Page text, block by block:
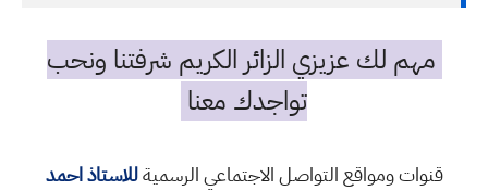
مهم لك عزيزي الزائر الكريم شرفتنا ونحب
تواجدك معنا
قنوات ومواقع التواصل الاجتماعي الرسميةللاستاذ احمد